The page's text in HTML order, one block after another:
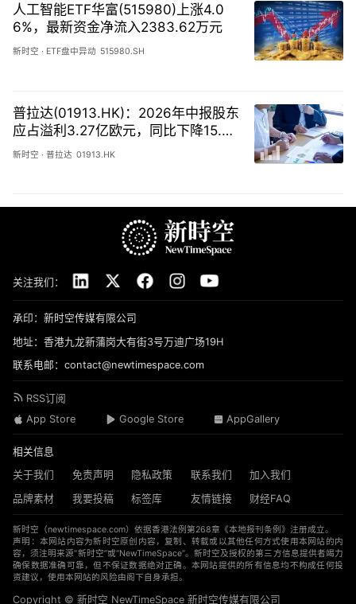
人工智能ETF华富(515980)上涨4.0
6%，最新资金净流入2383.62万元
新时空 · ETF盘中异动 515980.SH
普拉达(01913.HK)：2026年中报股东
应占溢利3.27亿欧元，同比下降15.
3%
新时空 ·普拉达 01913.HK
关注我们：
承印：新时空传媒有限公司
地址：香港九龙新蒲岗大有街3号万迪广场19H
联系电邮：contact@newtimespace.com
RSS订阅
App Store
Google Store AppGallery
相关信息
关于我们
免责声明 隐私政策 联系我们
加入我们
品牌素材
我要投稿 标签库 友情链接 财经FAQ
新时空（newtimespace.com）依据香港法例第268章《本地报刊条例》注册成立。
声明：本网站内容为新时空原创内容，复制、转载或以其他任何方式使用本网站的内
容，须注明来源“新时空”或“NewTimeSpace”。新时空及授权的第三方信息提供者竭力
确保数据准确可靠，但不保证数据绝对正确。本网站提供的所有信息均不构成任何投
资建议，使用本网站的风险由阁下自身承担。
Copyright © 新时空 ‌NewTimeSpace 新时空传媒有限公司